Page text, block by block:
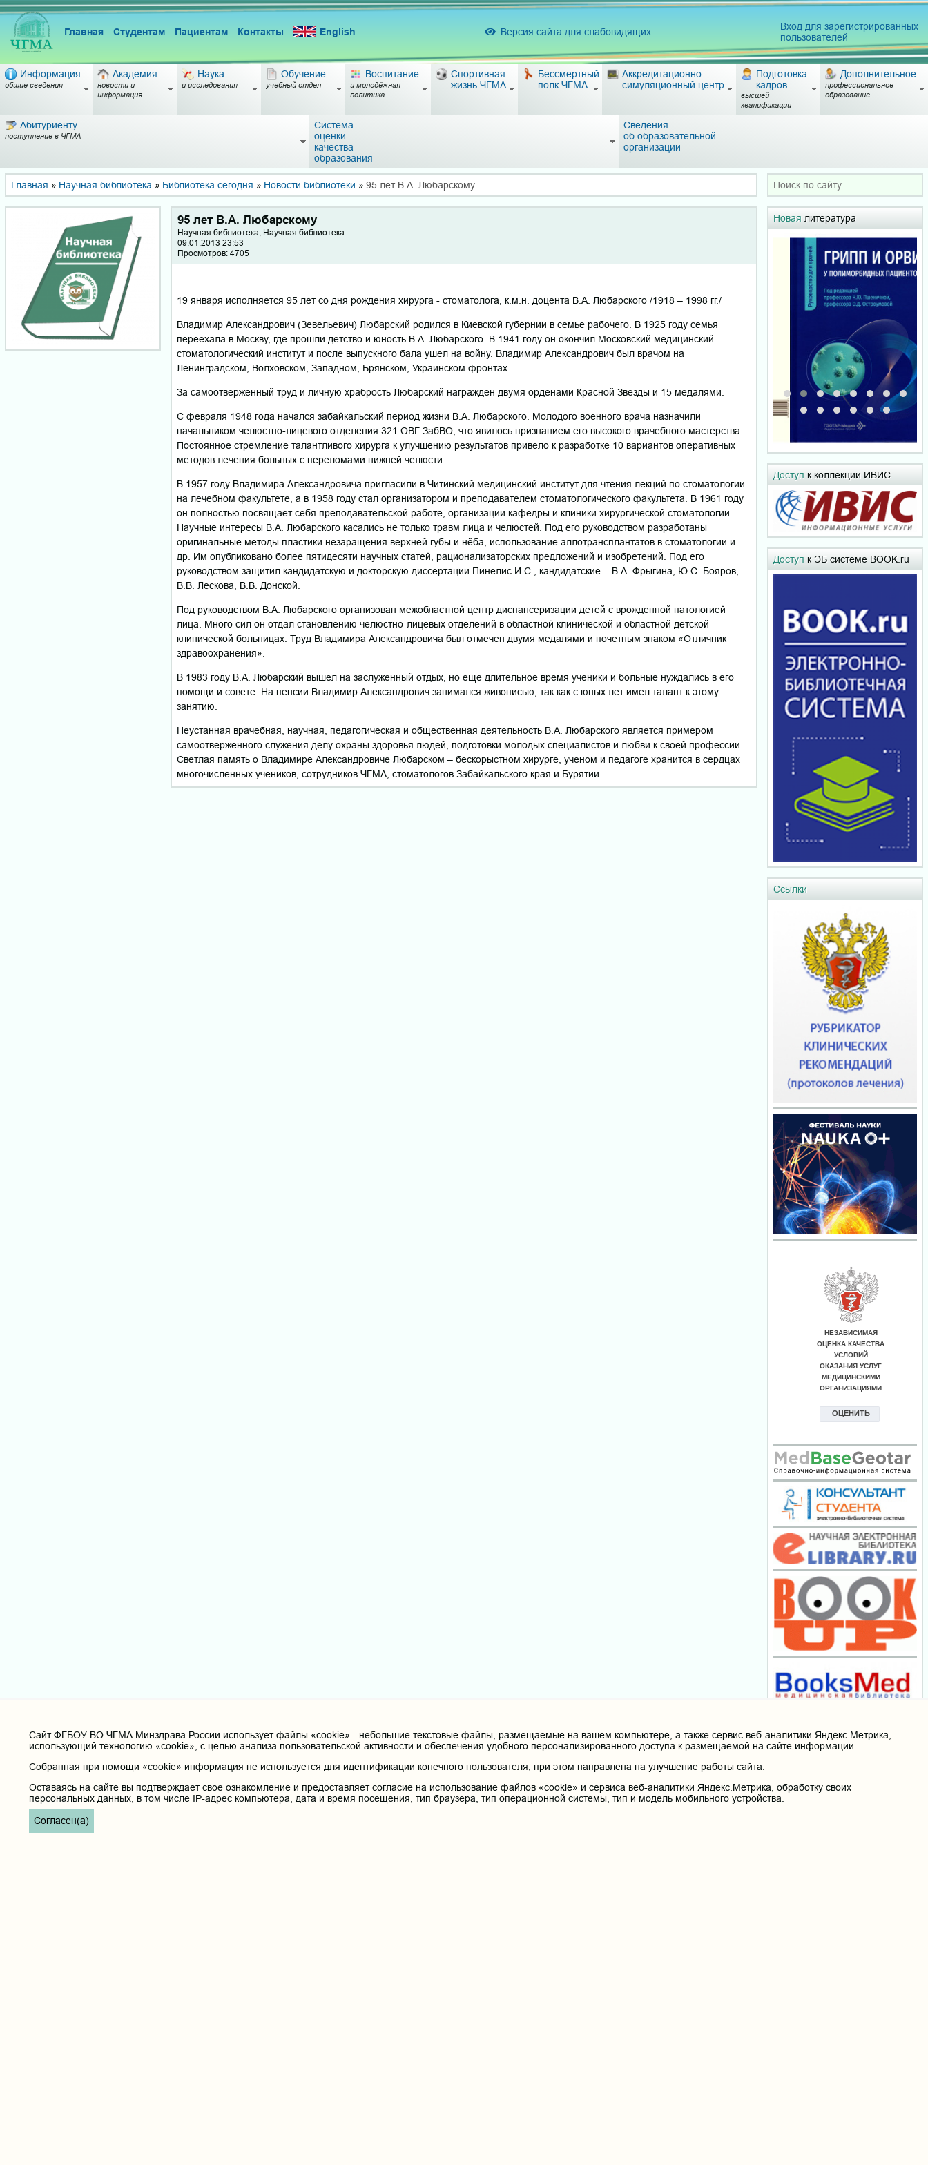
Главная Студентам Пациентам Контакты English Версия сайта для слабовидящих
Вход для зарегистрированных
пользователей
Информация
общие сведения
Академия
новости и
информация
Наука
и исследования
Обучение
учебный отдел
Воспитание
и молодёжная
политика
Спортивная
жизнь ЧГМА
Бессмертный
полк ЧГМА
Аккредитационно-
симуляционный центр
Подготовка
кадров
высшей
квалификации
Дополнительное
профессиональное
образование
Абитуриенту
поступление в ЧГМА
Система
оценки
качества
образования
Сведения
об образовательной
организации
Главная » Научная библиотека » Библиотека сегодня » Новости библиотеки » 95 лет В.А. Любарскому
95 лет В.А. Любарскому
Научная библиотека, Научная библиотека
09.01.2013 23:53
Просмотров: 4705
19 января исполняется 95 лет со дня рождения хирурга - стоматолога, к.м.н. доцента В.А. Любарского /1918 – 1998 гг./
Владимир Александрович (Зевельевич) Любарский родился в Киевской губернии в семье рабочего. В 1925 году семья
переехала в Москву, где прошли детство и юность В.А. Любарского. В 1941 году он окончил Московский медицинский
стоматологический институт и после выпускного бала ушел на войну. Владимир Александрович был врачом на
Ленинградском, Волховском, Западном, Брянском, Украинском фронтах.
За самоотверженный труд и личную храбрость Любарский награжден двумя орденами Красной Звезды и 15 медалями.
С февраля 1948 года начался забайкальский период жизни В.А. Любарского. Молодого военного врача назначили
начальником челюстно-лицевого отделения 321 ОВГ ЗабВО, что явилось признанием его высокого врачебного мастерства.
Постоянное стремление талантливого хирурга к улучшению результатов привело к разработке 10 вариантов оперативных
методов лечения больных с переломами нижней челюсти.
В 1957 году Владимира Александровича пригласили в Читинский медицинский институт для чтения лекций по стоматологии
на лечебном факультете, а в 1958 году стал организатором и преподавателем стоматологического факультета. В 1961 году
он полностью посвящает себя преподавательской работе, организации кафедры и клиники хирургической стоматологии.
Научные интересы В.А. Любарского касались не только травм лица и челюстей. Под его руководством разработаны
оригинальные методы пластики незаращения верхней губы и нёба, использование аллотрансплантатов в стоматологии и
др. Им опубликовано более пятидесяти научных статей, рационализаторских предложений и изобретений. Под его
руководством защитил кандидатскую и докторскую диссертации Пинелис И.С., кандидатские – В.А. Фрыгина, Ю.С. Бояров,
В.В. Лескова, В.В. Донской.
Под руководством В.А. Любарского организован межобластной центр диспансеризации детей с врожденной патологией
лица. Много сил он отдал становлению челюстно-лицевых отделений в областной клинической и областной детской
клинической больницах. Труд Владимира Александровича был отмечен двумя медалями и почетным знаком «Отличник
здравоохранения».
В 1983 году В.А. Любарский вышел на заслуженный отдых, но еще длительное время ученики и больные нуждались в его
помощи и совете. На пенсии Владимир Александрович занимался живописью, так как с юных лет имел талант к этому
занятию.
Неустанная врачебная, научная, педагогическая и общественная деятельность В.А. Любарского является примером
самоотверженного служения делу охраны здоровья людей, подготовки молодых специалистов и любви к своей профессии.
Светлая память о Владимире Александровиче Любарском – бескорыстном хирурге, ученом и педагоге хранится в сердцах
многочисленных учеников, сотрудников ЧГМА, стоматологов Забайкальского края и Бурятии.
Новая литература
Доступ к коллекции ИВИС
Доступ к ЭБ системе BOOK.ru
Ссылки
Cайт ФГБОУ ВО ЧГМА Минздрава России использует файлы «cookie» - небольшие текстовые файлы, размещаемые на вашем компьютере, а также сервис веб-аналитики Яндекс.Метрика,
использующий технологию «cookie», с целью анализа пользовательской активности и обеспечения удобного персонализированного доступа к размещаемой на сайте информации.
Собранная при помощи «cookie» информация не используется для идентификации конечного пользователя, при этом направлена на улучшение работы сайта.
Оставаясь на сайте вы подтверждает свое ознакомление и предоставляет согласие на использование файлов «cookie» и сервиса веб-аналитики Яндекс.Метрика, обработку своих
персональных данных, в том числе IP-адрес компьютера, дата и время посещения, тип браузера, тип операционной системы, тип и модель мобильного устройства.
Согласен(а)